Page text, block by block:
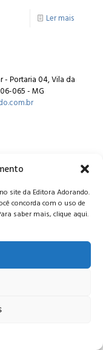
site da Editora Adorando.
concorda com o uso de
saber mais, clique aqui.
Ler mais
- Portaria 04, Vila da
065 - MG
reservados.
.